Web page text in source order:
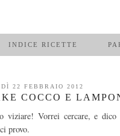
INDICE RICETTE
22 FEBBRAIO 2012
COCCO E
viziare! Vorrei cercare, e
provo.